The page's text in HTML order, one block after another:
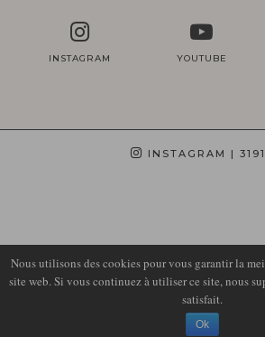
INSTAGRAM YOUTUBE
INSTAGRAM |
LIRONS D'ELLE
THEME DESIGN BY
Nous utilisons des cookies pour vous garantir la
site web. Si vous continuez à utiliser ce site, nous
satisfait.
Ok